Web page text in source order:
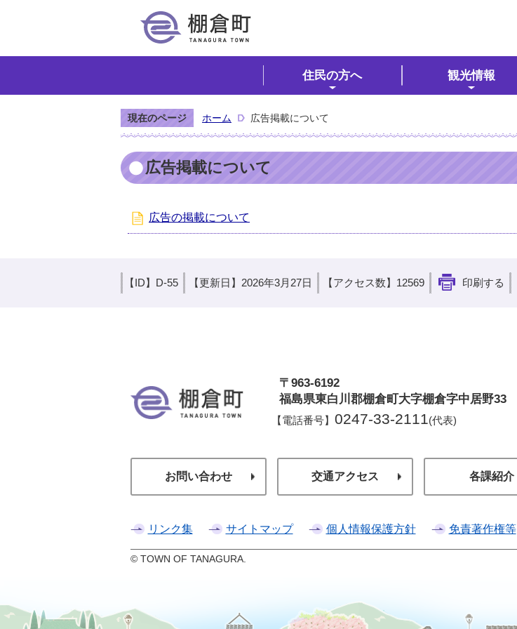
住民の方へ 観光情報
現在のページ ホーム 広告掲載について
広告掲載について
広告の掲載について
【ID】 D-55 【更新日】 2026年3月27日 【アクセス数】 12569 印刷する
棚倉町
〒963-6192
福島県東白川郡棚倉町大字棚倉字中居野33
【電話番号】 0247-33-2111(代表)
お問い合わせ 交通アクセス 各課紹介
リンク集 サイトマップ 個人情報保護方針 免責著作権等
© TOWN OF TANAGURA.